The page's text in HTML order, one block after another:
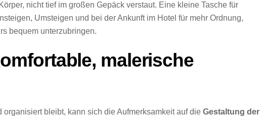
nicht tief im großen Gepäck verstaut. Eine kleine Tasche für
Umsteigen und bei der Ankunft im Hotel für mehr Ordnung,
bequem unterzubringen.
malerische
bleibt, kann sich die Aufmerksamkeit auf die Gestaltung der